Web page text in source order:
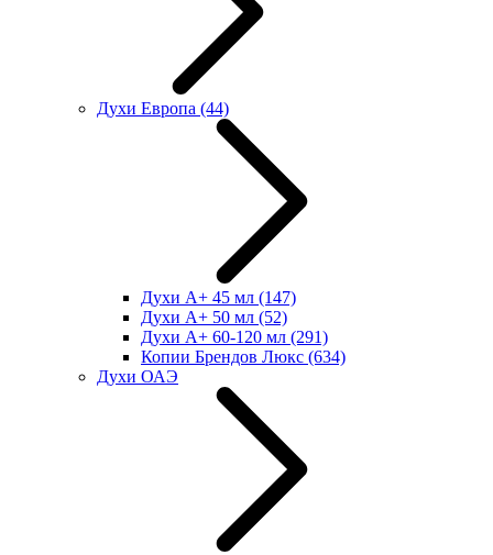
Духи Европа (44)
Духи А+ 45 мл (147)
Духи А+ 50 мл (52)
Духи А+ 60-120 мл (291)
Копии Брендов Люкс (634)
Духи ОАЭ